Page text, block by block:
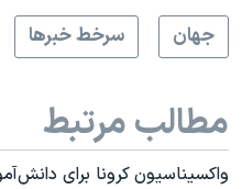
جهان
سرخط خبرها
مطالب مرتبط
واکسیناسیون کرونا برای